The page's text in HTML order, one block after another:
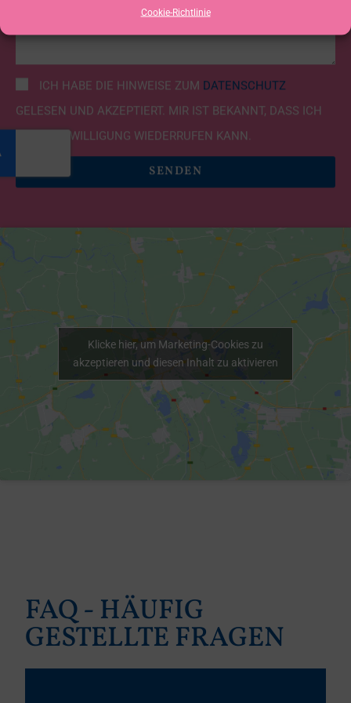
Cookie-Richtlinie
ICH HABE DIE HINWEISE ZUM DATENSCHUTZ
GELESEN UND AKZEPTIERT. MIR IST BEKANNT, DASS ICH
DIESE EINWILLIGUNG WIEDERRUFEN KANN.
SENDEN
Klicke hier, um Marketing-Cookies zu
akzeptieren und diesen Inhalt zu aktivieren
FAQ - HÄUFIG
GESTELLTE FRAGEN